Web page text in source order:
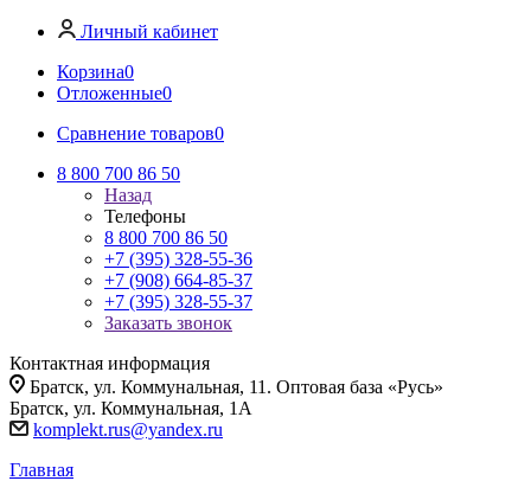
Личный кабинет
Корзина0
Отложенные0
Сравнение товаров0
8 800 700 86 50
Назад
Телефоны
8 800 700 86 50
+7 (395) 328-55-36
+7 (908) 664-85-37
+7 (395) 328-55-37
Заказать звонок
Контактная информация
Братск, ул. Коммунальная, 11. Оптовая база «Русь»
Братск, ул. Коммунальная, 1А
komplekt.rus@yandex.ru
Главная